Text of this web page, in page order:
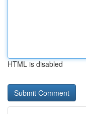
HTML is disabled